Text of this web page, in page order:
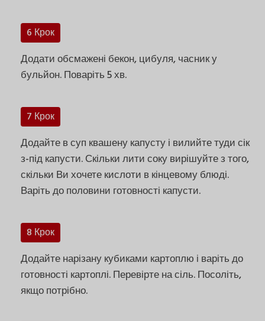
6 Крок
Додати обсмажені бекон, цибуля, часник у
бульйон. Поваріть 5 хв.
7 Крок
Додайте в суп квашену капусту і вилийте туди сік
з-під капусти. Скільки лити соку вирішуйте з того,
скільки Ви хочете кислоти в кінцевому блюді.
Варіть до половини готовності капусти.
8 Крок
Додайте нарізану кубиками картоплю і варіть до
готовності картоплі. Перевірте на сіль. Посоліть,
якщо потрібно.